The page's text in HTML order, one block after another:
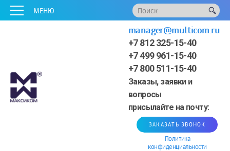
МЕНЮ
+7 812 325-15-40
+7 499 961-15-40
+7 800 511-15-40
Заказы, заявки и
вопросы
присылайте на почту:
manager@multicom.ru
ЗАКАЗАТЬ ЗВОНОК
Политика
конфиденциальности
xxxxx